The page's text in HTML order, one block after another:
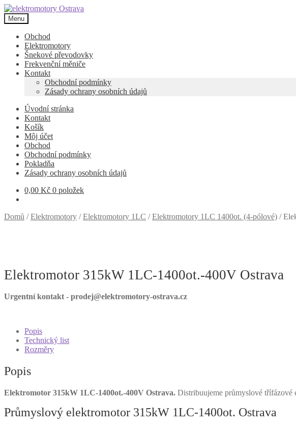
Přeskočit
na
navigaci
Přejít
k
obsahu
webu
Menu
Obchod
Elektromotory
Šnekové převodovky
Frekvenční měniče
Kontakt
Obchodní podmínky
Zásady ochrany osobních údajů
Úvodní stránka
Kontakt
Košík
Môj účet
Obchod
Obchodní podmínky
Pokladňa
Zásady ochrany osobních údajů
0,00 Kč 0 položek
Domů /Elektromotory /Elektromotory 1LC /Elektromotory 1LC 1400ot. (4-pólové) /
Elektromotor 315kW 1LC-1400ot.-400V Ostrava
Urgentní kontakt - prodej@elektromotory-ostrava.cz
Popis
Technický list
Rozměry
Popis
Elektromotor 315kW 1LC-1400ot.-400V Ostrava. Distribuujeme průmyslové
Průmyslový elektromotor 315kW 1LC-1400ot. Ostrava